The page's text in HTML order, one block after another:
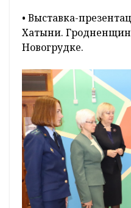
• Выставка-
Хатыни.
Новогрудке.